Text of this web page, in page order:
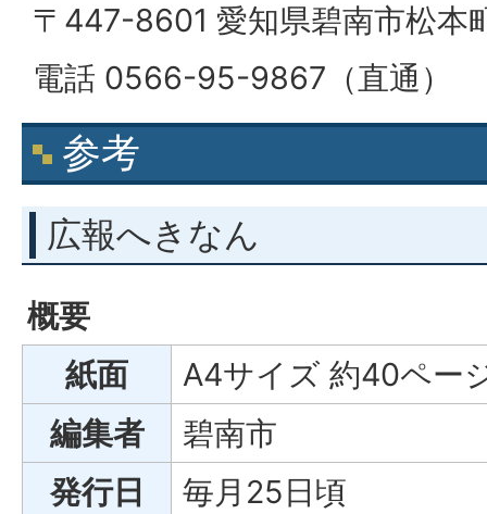
〒447-8601 愛知県碧南市松本
電話 0566-95-9867（直通）
参考
広報へきなん
概要
紙面
A4サイズ 約40ペー
編集者
碧南市
発行日
毎月25日頃